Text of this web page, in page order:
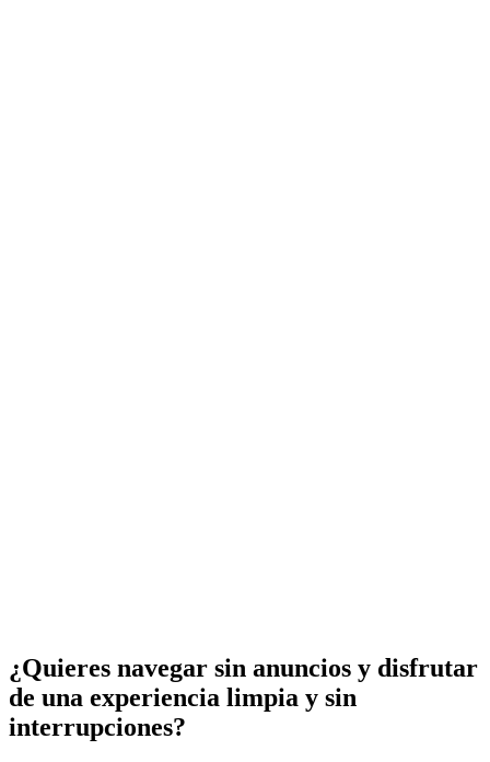
¿Quieres navegar sin anuncios y disfrutar
de una experiencia limpia y sin
interrupciones?